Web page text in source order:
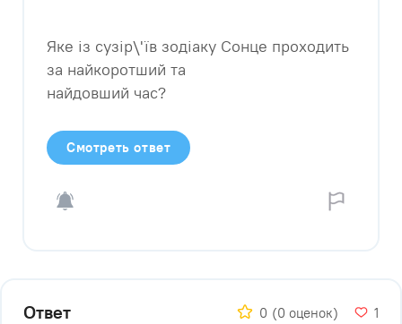
Яке із сузір\'їв зодіаку Сонце проходить
за найкоротший та
найдовший час?
Смотреть ответ
Ответ 0 (0 оценок) 1